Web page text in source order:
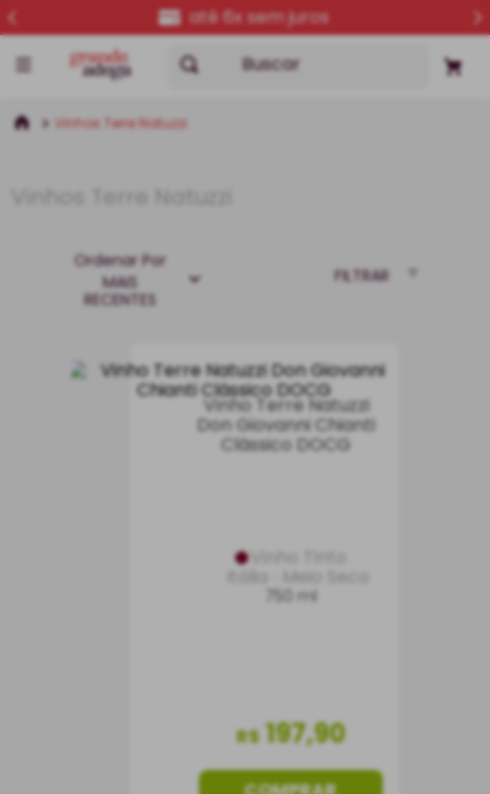
até 6x sem juros
Buscar
Vinhos Terre Natuzzi
Ordenar Por
MAIS
RECENTES
FILTRAR
Vinho Terre Natuzzi
Don Giovanni Chianti
Clássico DOCG
Vinho Tinto
Meio Seco
750 ml
R$ 197,90